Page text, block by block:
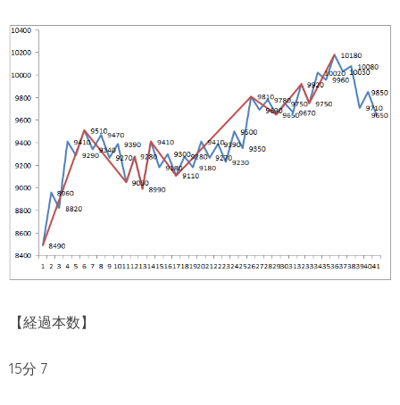
【経過本数】
15分 7